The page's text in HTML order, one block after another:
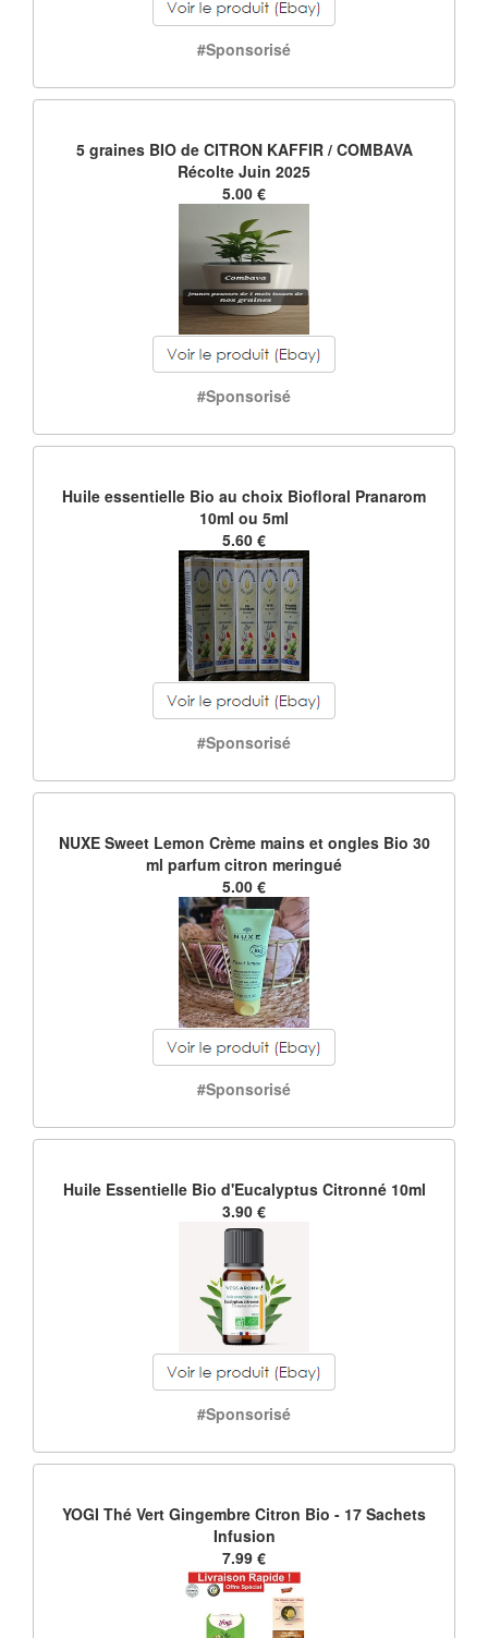
#Sponsorisé
5 graines BIO de CITRON KAFFIR / COMBAVA
Récolte Juin 2025
5.00 €
#Sponsorisé
Huile essentielle Bio au choix Biofloral Pranarom
10ml ou 5ml
5.60 €
#Sponsorisé
NUXE Sweet Lemon Crème mains et ongles Bio 30
ml parfum citron meringué
5.00 €
#Sponsorisé
Huile Essentielle Bio d'Eucalyptus Citronné 10ml
3.90 €
#Sponsorisé
YOGI Thé Vert Gingembre Citron Bio - 17 Sachets
Infusion
7.99 €